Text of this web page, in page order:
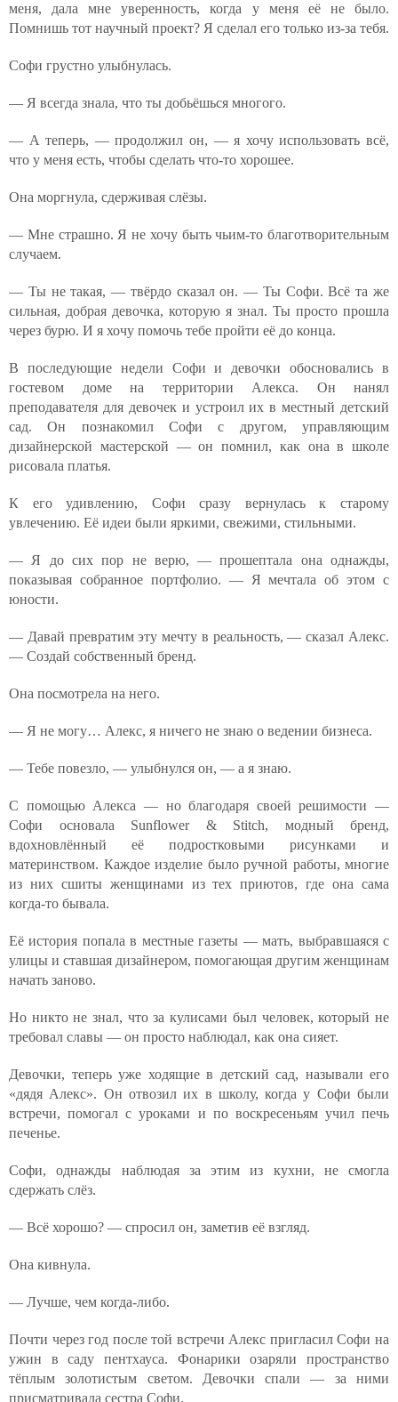
меня, дала мне уверенность, когда у меня её не было.
Помнишь тот научный проект? Я сделал его только из-за тебя.
Софи грустно улыбнулась.
— Я всегда знала, что ты добьёшься многого.
— А теперь, — продолжил он, — я хочу использовать всё,
что у меня есть, чтобы сделать что-то хорошее.
Она моргнула, сдерживая слёзы.
— Мне страшно. Я не хочу быть чьим-то благотворительным
случаем.
— Ты не такая, — твёрдо сказал он. — Ты Софи. Всё та же
сильная, добрая девочка, которую я знал. Ты просто прошла
через бурю. И я хочу помочь тебе пройти её до конца.
В последующие недели Софи и девочки обосновались в
гостевом доме на территории Алекса. Он нанял
преподавателя для девочек и устроил их в местный детский
сад. Он познакомил Софи с другом, управляющим
дизайнерской мастерской — он помнил, как она в школе
рисовала платья.
К его удивлению, Софи сразу вернулась к старому
увлечению. Её идеи были яркими, свежими, стильными.
— Я до сих пор не верю, — прошептала она однажды,
показывая собранное портфолио. — Я мечтала об этом с
юности.
— Давай превратим эту мечту в реальность, — сказал Алекс.
— Создай собственный бренд.
Она посмотрела на него.
— Я не могу… Алекс, я ничего не знаю о ведении бизнеса.
— Тебе повезло, — улыбнулся он, — а я знаю.
С помощью Алекса — но благодаря своей решимости —
Софи основала Sunflower & Stitch, модный бренд,
вдохновлённый её подростковыми рисунками и
материнством. Каждое изделие было ручной работы, многие
из них сшиты женщинами из тех приютов, где она сама
когда-то бывала.
Её история попала в местные газеты — мать, выбравшаяся с
улицы и ставшая дизайнером, помогающая другим женщинам
начать заново.
Но никто не знал, что за кулисами был человек, который не
требовал славы — он просто наблюдал, как она сияет.
Девочки, теперь уже ходящие в детский сад, называли его
«дядя Алекс». Он отвозил их в школу, когда у Софи были
встречи, помогал с уроками и по воскресеньям учил печь
печенье.
Софи, однажды наблюдая за этим из кухни, не смогла
сдержать слёз.
— Всё хорошо? — спросил он, заметив её взгляд.
Она кивнула.
— Лучше, чем когда-либо.
Почти через год после той встречи Алекс пригласил Софи на
ужин в саду пентхауса. Фонарики озаряли пространство
тёплым золотистым светом. Девочки спали — за ними
присматривала сестра Софи.